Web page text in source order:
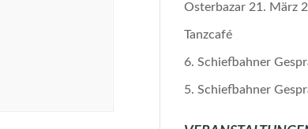
Osterbazar 21. März
Tanzcafé
6. Schiefbahner
5. Schiefbahner